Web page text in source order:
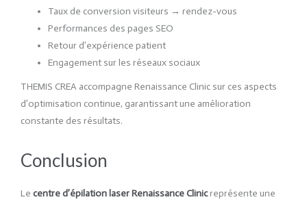
Taux de conversion visiteurs → rendez-vous
Performances des pages SEO
Retour d’expérience patient
Engagement sur les réseaux sociaux
THEMIS CREA accompagne Renaissance Clinic sur ces aspects
d’optimisation continue, garantissant une amélioration
constante des résultats.
Conclusion
Le centre d’épilation laser Renaissance Clinicreprésente une